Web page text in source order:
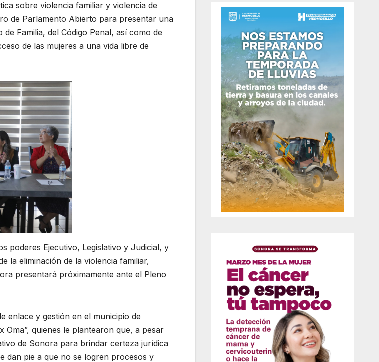
sobre violencia familiar y violencia de
de Parlamento Abierto para presentar una
Familia, del Código Penal, así como de
de las mujeres a una vida libre de
poderes Ejecutivo, Legislativo y Judicial, y
la eliminación de la violencia familiar,
presentará próximamente ante el Pleno
enlace y gestión en el municipio de
Oma”, quienes le plantearon que, a pesar
de Sonora para brindar certeza jurídica
dan pie a que no se logren procesos y